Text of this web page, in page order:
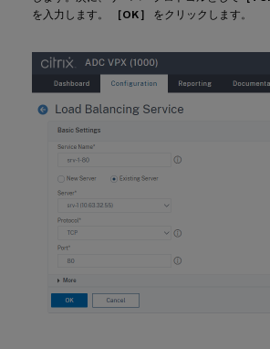
を入力します。
［OK］ をクリックします。